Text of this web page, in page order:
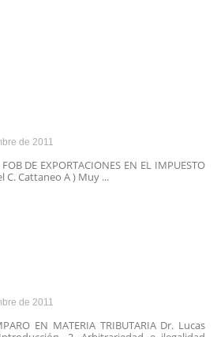
de 2011
DE EXPORTACIONES EN EL IMPUESTO
C. Cattaneo A ) Muy ...
de 2011
EN MATERIA TRIBUTARIA Dr. Lucas